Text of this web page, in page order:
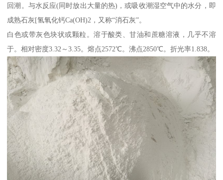
回潮。与水反应(同时放出大量的热)，或吸收潮湿空气中的水分，即
成熟石灰[氢氧化钙Ca(OH)2，又称“消石灰”。
白色或带灰色块状或颗粒。溶于酸类、甘油和蔗糖溶液，几乎不溶
于。相对密度3.32～3.35。熔点2572℃。沸点2850℃。折光率1.838。